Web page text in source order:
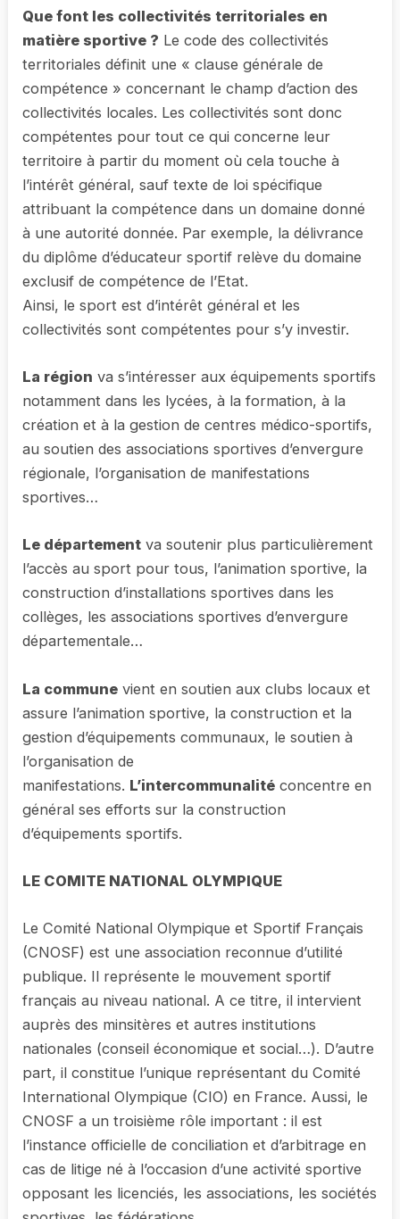
Que font les collectivités territoriales en
matière sportive ? Le code des collectivités
territoriales définit une « clause générale de
compétence » concernant le champ d’action des
collectivités locales. Les collectivités sont donc
compétentes pour tout ce qui concerne leur
territoire à partir du moment où cela touche à
l’intérêt général, sauf texte de loi spécifique
attribuant la compétence dans un domaine donné
à une autorité donnée. Par exemple, la délivrance
du diplôme d’éducateur sportif relève du domaine
exclusif de compétence de l’Etat.
Ainsi, le sport est d’intérêt général et les
collectivités sont compétentes pour s’y investir.
La région va s’intéresser aux équipements sportifs
notamment dans les lycées, à la formation, à la
création et à la gestion de centres médico-sportifs,
au soutien des associations sportives d’envergure
régionale, l’organisation de manifestations
sportives…
Le département va soutenir plus particulièrement
l’accès au sport pour tous, l’animation sportive, la
construction d’installations sportives dans les
collèges, les associations sportives d’envergure
départementale…
La commune vient en soutien aux clubs locaux et
assure l’animation sportive, la construction et la
gestion d’équipements communaux, le soutien à
l’organisation de
manifestations. L’intercommunalité concentre en
général ses efforts sur la construction
d’équipements sportifs.
LE COMITE NATIONAL OLYMPIQUE
Le Comité National Olympique et Sportif Français
(CNOSF) est une association reconnue d’utilité
publique. Il représente le mouvement sportif
français au niveau national. A ce titre, il intervient
auprès des minsitères et autres institutions
nationales (conseil économique et social…). D’autre
part, il constitue l’unique représentant du Comité
International Olympique (CIO) en France. Aussi, le
CNOSF a un troisième rôle important : il est
l’instance officielle de conciliation et d’arbitrage en
cas de litige né à l’occasion d’une activité sportive
opposant les licenciés, les associations, les sociétés